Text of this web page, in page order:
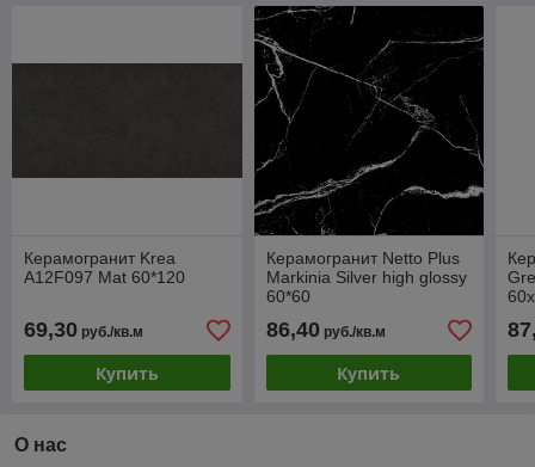
Керамогранит Krea
A12F097 Mat 60*120
69,30 руб./кв.м
Купить
Керамогранит Netto Plus
Markinia Silver high glossy
60*60
86,40руб./кв.м
Купить
О нас